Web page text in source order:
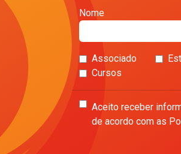
Nome
Associado
Cursos
Aceito receber
de acordo com as